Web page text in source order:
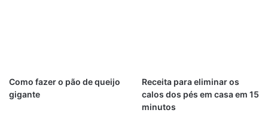
Como fazer o pão de queijo
gigante
Receita para eliminar os
calos dos pés em casa em 15
minutos